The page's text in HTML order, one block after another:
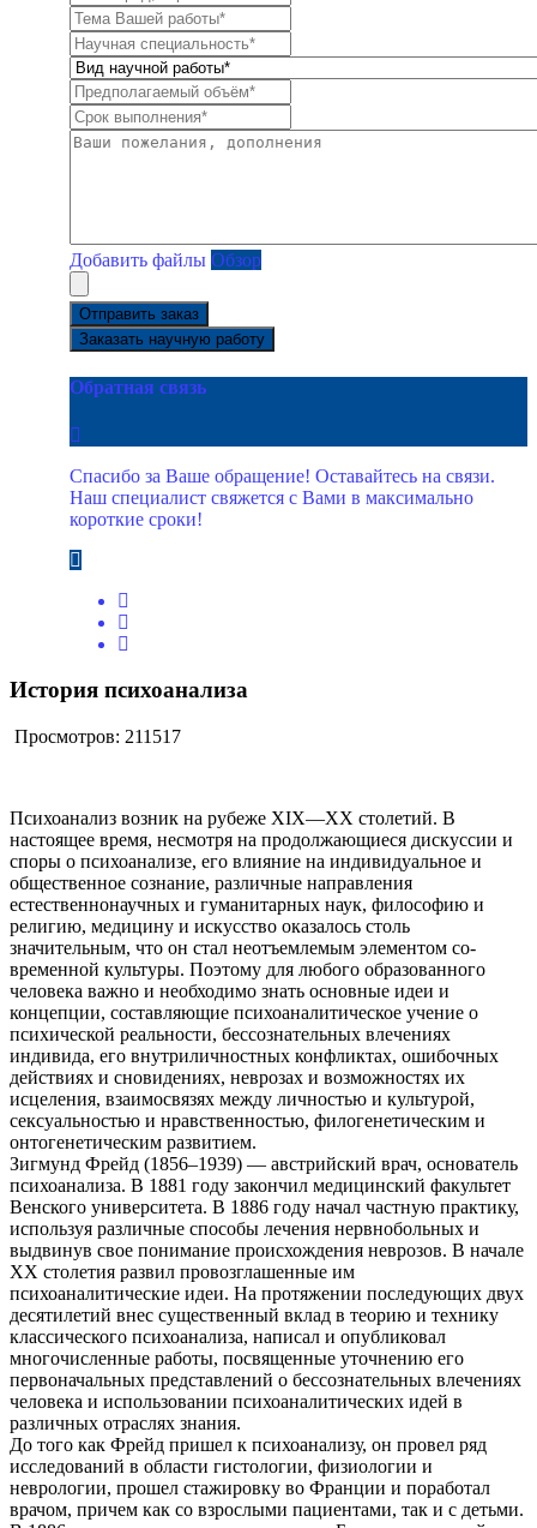
Добавить файлы Обзор
Отправить заказ
Заказать научную работу
Обратная связь
Спасибо за Ваше обращение! Оставайтесь на связи.
Наш специалист свяжется с Вами в максимально
короткие сроки!
История психоанализа
Просмотров: 211517
Психоанализ возник на рубеже XIX—XX столетий. В
настоящее время, несмотря на продолжающиеся дискуссии и
споры о психоана­лизе, его влияние на индивидуальное и
общественное сознание, различные направления
естественнонаучных и гуманитарных наук, философию и
религию, медицину и искусство оказалось столь
значительным, что он стал неотъемлемым элементом со­
временной культуры. Поэтому для любого образованного
чело­века важно и необходимо знать основные идеи и
концепции, составляющие психоаналитическое учение о
психической реа­льности, бессознательных влечениях
индивида, его внутриличностных конфликтах, ошибочных
действиях и сновидениях, не­врозах и возможностях их
исцеления, взаимосвязях между лич­ностью и культурой,
сексуальностью и нравственностью, фило­генетическим и
онтогенетическим развитием.
Зигмунд Фрейд (1856–1939) — австрийский врач, основатель
психоанализа. В 1881 году закончил медицинский факультет
Венского университета. В 1886 году начал частную практику,
используя различные способы лечения нервнобольных и
выдвинув свое понимание происхождения неврозов. В начале
ХХ столетия развил провозглашенные им
психоаналитические идеи. На протяжении последующих двух
десятилетий внес существенный вклад в теорию и технику
классического психоанализа, написал и опубликовал
многочисленные работы, посвященные уточнению его
первоначальных представлений о бессознательных влечениях
человека и использовании психоаналитических идей в
различных отраслях знания.
До того как Фрейд пришел к психоанализу, он провел ряд
исследований в области гистологии, физиологии и
неврологии, прошел стажировку во Франции и поработал
врачом, причем как со взрослыми пациентами, так и с детьми.